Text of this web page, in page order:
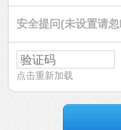
安全提问(未设置请
点击重新加载